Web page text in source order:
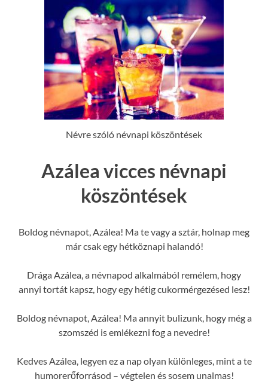
Névre szóló névnapi köszöntések
Azálea vicces névnapi
köszöntések
Boldog névnapot, Azálea! Ma te vagy a sztár, holnap meg
már csak egy hétköznapi halandó!
Drága Azálea, a névnapod alkalmából remélem, hogy
annyi tortát kapsz, hogy egy hétig cukormérgezésed lesz!
Boldog névnapot, Azálea! Ma annyit bulizunk, hogy még a
szomszéd is emlékezni fog a nevedre!
Kedves Azálea, legyen ez a nap olyan különleges, mint a te
humorerőforrásod – végtelen és sosem unalmas!